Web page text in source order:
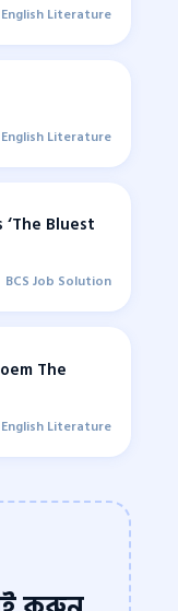
English Literature
English Literature
Bluest
BCS Job Solution
The
English Literature